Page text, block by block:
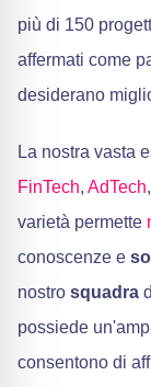
più di 150
affermati come
desiderano
La nostra vasta
FinTech, AdTech,
varietà permette
conoscenze e
nostro squadra
possiede
consentono di